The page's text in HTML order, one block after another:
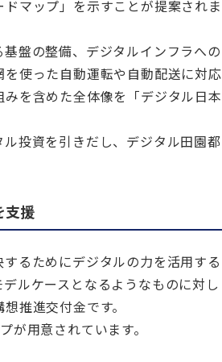
マップ」を示すことが提案されま
盤の整備、デジタルインフラへの
使った自動運転や自動配送に対応
を含めた全体像を「デジタル日本
投資を引きだし、デジタル田園都
支援
るためにデジタルの力を活用する
ルケースとなるようなものに対し
推進交付金です。
用意されています。